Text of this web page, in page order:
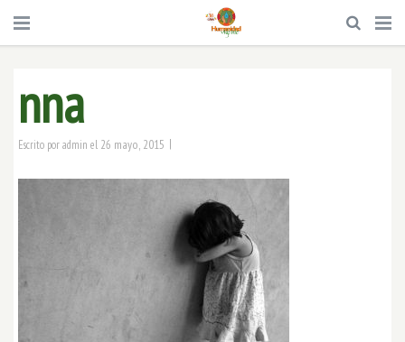
nna
Escrito poradmin el 26 mayo, 2015 |